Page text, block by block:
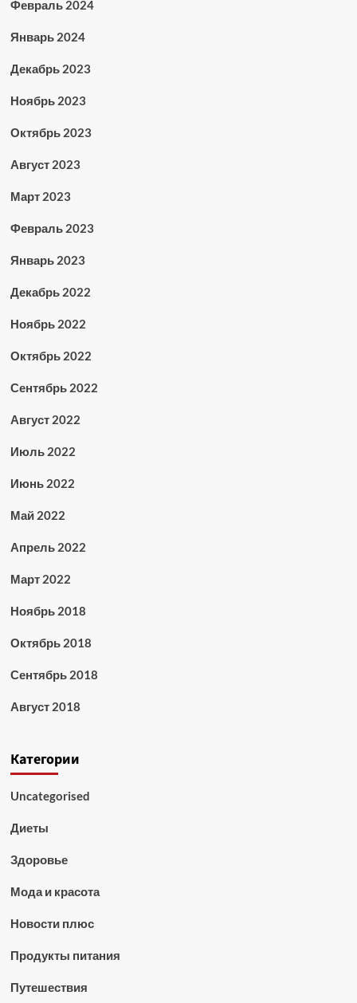
Февраль 2024
Январь 2024
Декабрь 2023
Ноябрь 2023
Октябрь 2023
Август 2023
Март 2023
Февраль 2023
Январь 2023
Декабрь 2022
Ноябрь 2022
Октябрь 2022
Сентябрь 2022
Август 2022
Июль 2022
Июнь 2022
Май 2022
Апрель 2022
Март 2022
Ноябрь 2018
Октябрь 2018
Сентябрь 2018
Август 2018
Категории
Uncategorised
Диеты
Здоровье
Мода и красота
Новости плюс
Продукты питания
Путешествия